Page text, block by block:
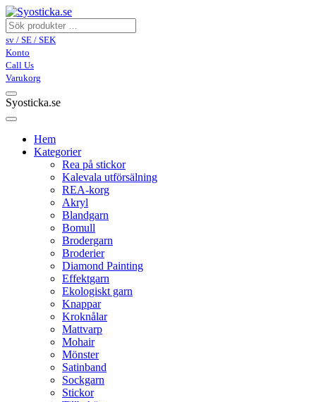
sv / SE / SEK
Konto
Call Us
Varukorg
Syosticka.se
Hem
Kategorier
Rea på stickor
Kalevala utförsälning
REA-korg
Akryl
Blandgarn
Bomull
Brodergarn
Broderier
Diamond Painting
Effektgarn
Ekologiskt garn
Knappar
Kroknålar
Mattvarp
Mohair
Mönster
Satinband
Sockgarn
Stickor